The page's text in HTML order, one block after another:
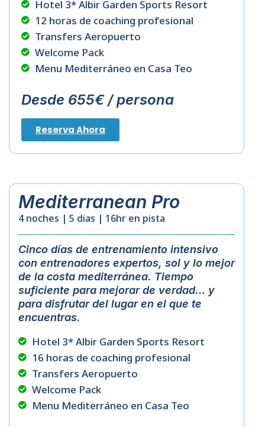
Hotel 3* Albir Garden Sports Resort
12 horas de coaching profesional
Transfers Aeropuerto
Welcome Pack
Menu Mediterráneo en Casa Teo
Desde 655€ / persona
Reserva Ahora
Mediterranean Pro
4 noches | 5 dias | 16hr en pista
Cinco días de entrenamiento intensivo
con entrenadores expertos, sol y lo mejor
de la costa mediterránea. Tiempo
suficiente para mejorar de verdad… y
para disfrutar del lugar en el que te
encuentras.
Hotel 3* Albir Garden Sports Resort
16 horas de coaching profesional
Transfers Aeropuerto
Welcome Pack
Menu Mediterráneo en Casa Teo